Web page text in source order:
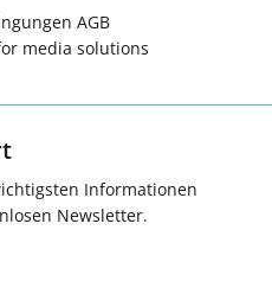
AGB
media solutions
Informationen
Newsletter.